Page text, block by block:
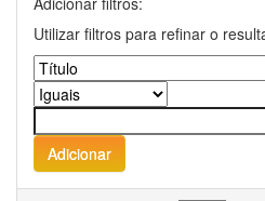
Utilizar filtros para refinar o